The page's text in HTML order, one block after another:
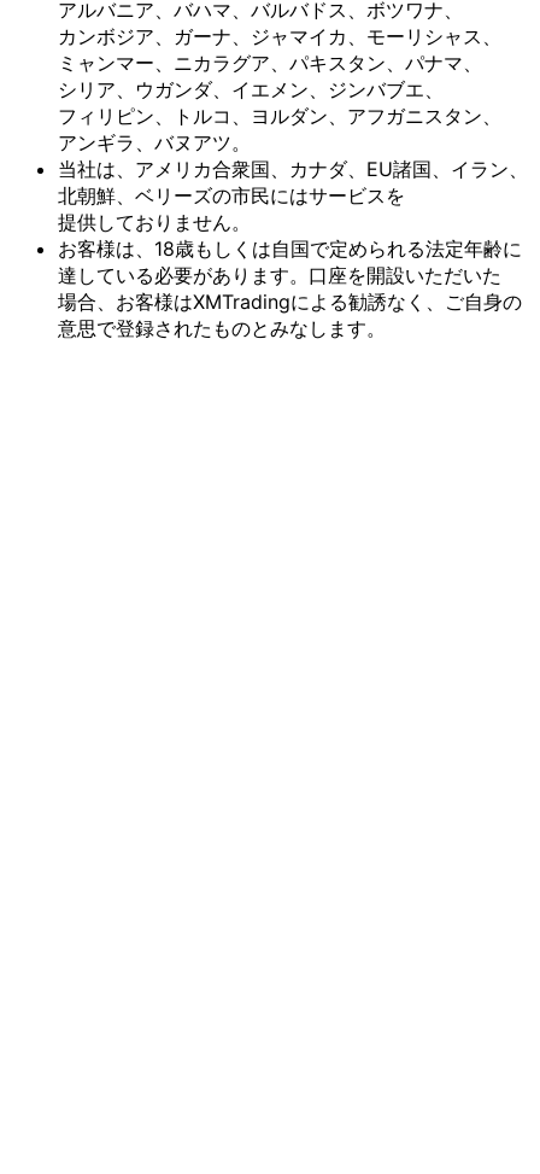
アルバニア、 バハマ、 バルバドス、 ボツワナ、
カンボジア、 ガーナ、 ジャマイカ、 モーリシャス、
ミャンマー、 ニカラグア、 パキスタン、 パナマ、
シリア、 ウガンダ、 イエメン、 ジンバブエ、
フィリピン、
トルコ、 ヨルダン、 アフガニスタン、
アンギラ、 バヌアツ。
当社は、 アメリカ合衆国、 カナダ、 EU諸国、 イラン、
北朝鮮、 ベリーズの市民にはサービスを
提供しておりません。
お客様は、 18歳も しくは自国で定められる法定年齢に
達している必要があります。 口座を開設いただいた
場合、 お客様はXMTradingによる勧誘なく、 ご自身の
意思で登録された ものとみなします。